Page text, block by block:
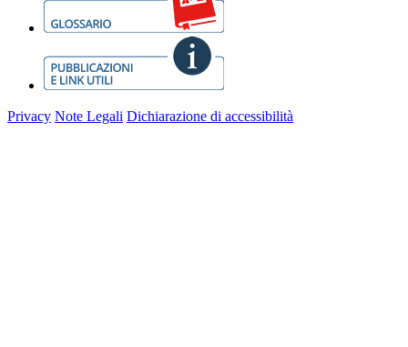
Privacy Note Legali Dichiarazione di accessibilità